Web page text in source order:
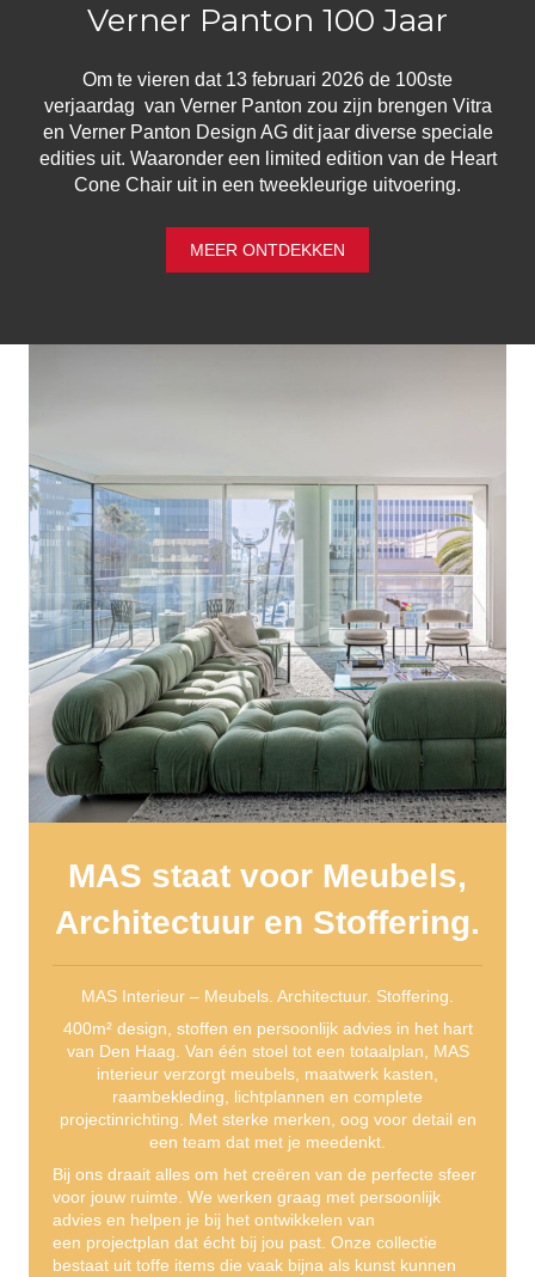
Verner Panton 100 Jaar
Om te vieren dat 13 februari 2026 de 100ste
verjaardag van Verner Panton zou zijn brengen Vitra
en Verner Panton Design AG dit jaar diverse speciale
edities uit. Waaronder een limited edition van de Heart
Cone Chair uit in een tweekleurige uitvoering.
MEER ONTDEKKEN
MAS staat voor Meubels,
Architectuur en Stoffering.
MAS Interieur – Meubels. Architectuur. Stoffering.
400m² design, stoffen en persoonlijk advies in het hart
van Den Haag. Van één stoel tot een totaalplan, MAS
interieur verzorgt meubels, maatwerk kasten,
raambekleding, lichtplannen en complete
projectinrichting. Met sterke merken, oog voor detail en
een team dat met je meedenkt.
Bij ons draait alles om het creëren van de perfecte sfeer
voor jouw ruimte. We werken graag met persoonlijk
advies en helpen je bij het ontwikkelen van
een projectplan dat écht bij jou past. Onze collectie
bestaat uit toffe items die vaak bijna als kunst kunnen